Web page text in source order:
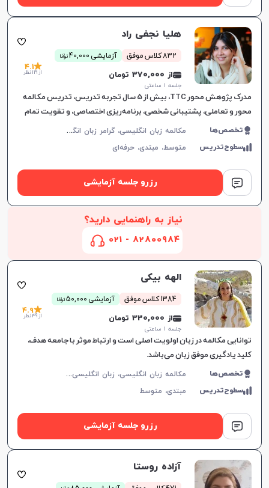
هلیا نجفی راد
832 کلاس موفق آزمایشی 40,000 توما
ن
از 370,000 تومان
جلسه ۱ ساعتی
4.1
از 119 نظر
مدرک پژوهش محور TTC، بیش از 5 سال تجربه تدریس، تدریس مکالمه
محور و تعاملی، پشتیبانی شخصی، برنامه‌ریزی اختصاصی، و تقویت تمام
مهارت‌های زبان انگلیسی.
تخصص‌ها م
کالمه زبان انگلیسی، گرامر زبان انگلیسی، زبان انگلیسی آمریکایی، زبان انگلیسی هفتم دبیرستان، زبان انگلیسی هشتم دبیرستان، زبان انگلیسی نهم دبیرستان، زبان انگلیسی دهم دبیرستان، زبان انگلیسی یازدهم دبیرستان، زبان انگلیسی عمومی، زبان انگلیسی دوازدهم دبیرستان، زبان انگلیسی کنکور سراسری، زبان انگلیسی کودکان
سطوح‌تدریس متوسط، مبتدی،حرفه‌ای
رزرو جلسه آزمایشی
نیاز به راهنمایی دارید؟
82800984 - 021
الهه بیکی
1384 کلاس موفق آزمایشی 50,000 توما
ن
از 330,000 تومان
جلسه ۱ ساعتی
4.9
از 49 نظر
توانایی مکالمه در زبان اولویت اصلی است و ارتباط موثر با جامعه هدف،
کلید یادگیری موفق زبان می‌باشد.
تخصص‌ها م
کالمه زبان انگلیسی، زبان انگلیسی عمومی، گرامر زبان انگلیسی، زبان انگلیسی آمریکایی، زبان انگلیسی هفتم دبیرستان، زبان انگلیسی هشتم دبیرستان، زبان انگلیسی نهم دبیرستان، زبان انگلیسی دهم دبیرستان، زبان انگلیسی یازدهم دبیرستان، زبان انگلیسی دوازدهم دبیرستان
سطوح‌تدریس مبتدی، متوسط
رزرو جلسه آزمایشی
آزاده روستا
ن
افزایش اعتبار